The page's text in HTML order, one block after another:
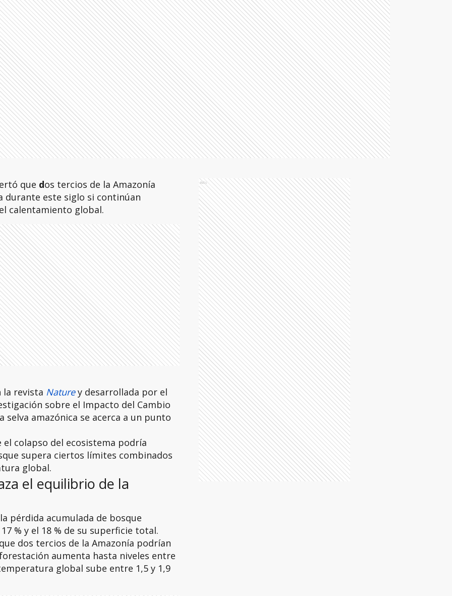
que dos tercios de la Amazonía
durante este siglo si continúan
calentamiento global.
la revista Naturey desarrollada por el
sobre el Impacto del Cambio
selva amazónica se acerca a un punto
colapso del ecosistema podría
supera ciertos límites combinados
global.
el equilibrio de la
pérdida acumulada de bosque
% y el 18 % de su superficie total.
dos tercios de la Amazonía podrían
aumenta hasta niveles entre
global sube entre 1,5 y 1,9
Ads